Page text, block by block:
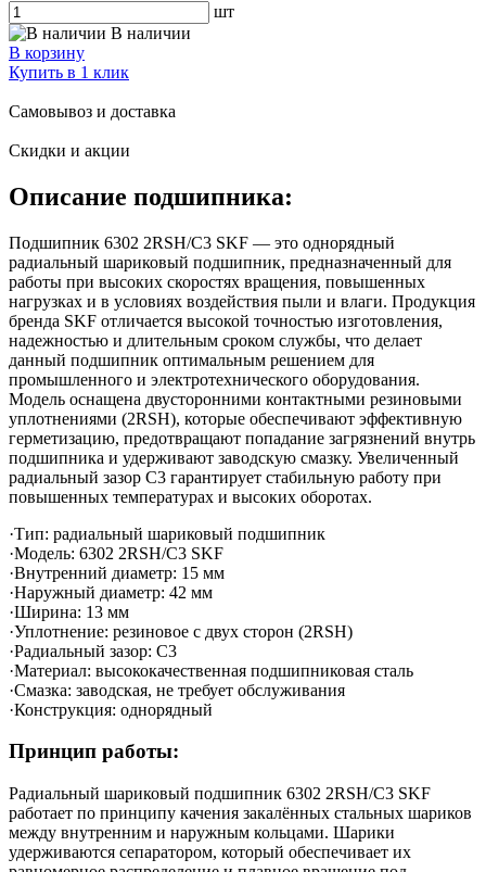
шт
В наличии
В корзину
Купить в 1 клик
Самовывоз и доставка
Скидки и акции
Описание подшипника:
Подшипник 6302 2RSH/C3 SKF — это однорядный
радиальный шариковый подшипник, предназначенный для
работы при высоких скоростях вращения, повышенных
нагрузках и в условиях воздействия пыли и влаги. Продукция
бренда SKF отличается высокой точностью изготовления,
надежностью и длительным сроком службы, что делает
данный подшипник оптимальным решением для
промышленного и электротехнического оборудования.
Модель оснащена двусторонними контактными резиновыми
уплотнениями (2RSH), которые обеспечивают эффективную
герметизацию, предотвращают попадание загрязнений внутрь
подшипника и удерживают заводскую смазку. Увеличенный
радиальный зазор C3 гарантирует стабильную работу при
повышенных температурах и высоких оборотах.
·Тип: радиальный шариковый подшипник
·Модель: 6302 2RSH/C3 SKF
·Внутренний диаметр: 15 мм
·Наружный диаметр: 42 мм
·Ширина: 13 мм
·Уплотнение: резиновое с двух сторон (2RSH)
·Радиальный зазор: C3
·Материал: высококачественная подшипниковая сталь
·Смазка: заводская, не требует обслуживания
·Конструкция: однорядный
Принцип работы:
Радиальный шариковый подшипник 6302 2RSH/C3 SKF
работает по принципу качения закалённых стальных шариков
между внутренним и наружным кольцами. Шарики
удерживаются сепаратором, который обеспечивает их